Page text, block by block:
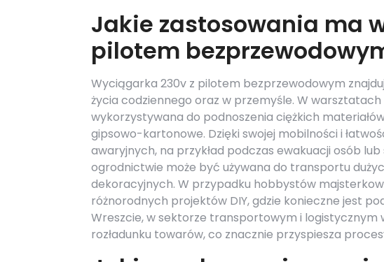
Jakie zastosowania ma
pilotem
Wyciągarka 230v z pilotem bezprzewodowym
życia codziennego oraz w przemyśle. W
wykorzystywana do podnoszenia ciężkich
gipsowo-kartonowe. Dzięki swojej mobilności i
awaryjnych, na przykład podczas ewakuacji osób
ogrodnictwie może być używana do transportu
dekoracyjnych. W przypadku hobbystów
różnorodnych projektów DIY, gdzie konieczne jest
Wreszcie, w sektorze transportowym i logistycznym
rozładunku towarów, co znacznie przyspiesza